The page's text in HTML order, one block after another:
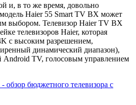
и, в то же время, довольно
Haier 55 Smart TV BX может
выбором. Телевизор Haier TV BX
телевизоров Haier, которая
с высоким разрешением,
динамический диапазон),
Android TV, голосовым управлением